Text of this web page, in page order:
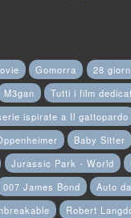
Gomorra
28
M3gan
Tutti i film
ispirate a Il gattopardo
Baby Sitter
Jurassic Park - World
007 James Bond Auto
Robert